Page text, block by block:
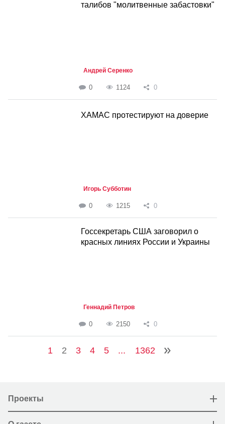
талибов "молитвенные забастовки"
Андрей Серенко
0 1124 0
ХАМАС протестируют на доверие
Игорь Субботин
0 1215 0
Госсекретарь США заговорил о
красных линиях России и Украины
Геннадий Петров
0 2150 0
1 2 3 4 5 ... 1362
Проекты